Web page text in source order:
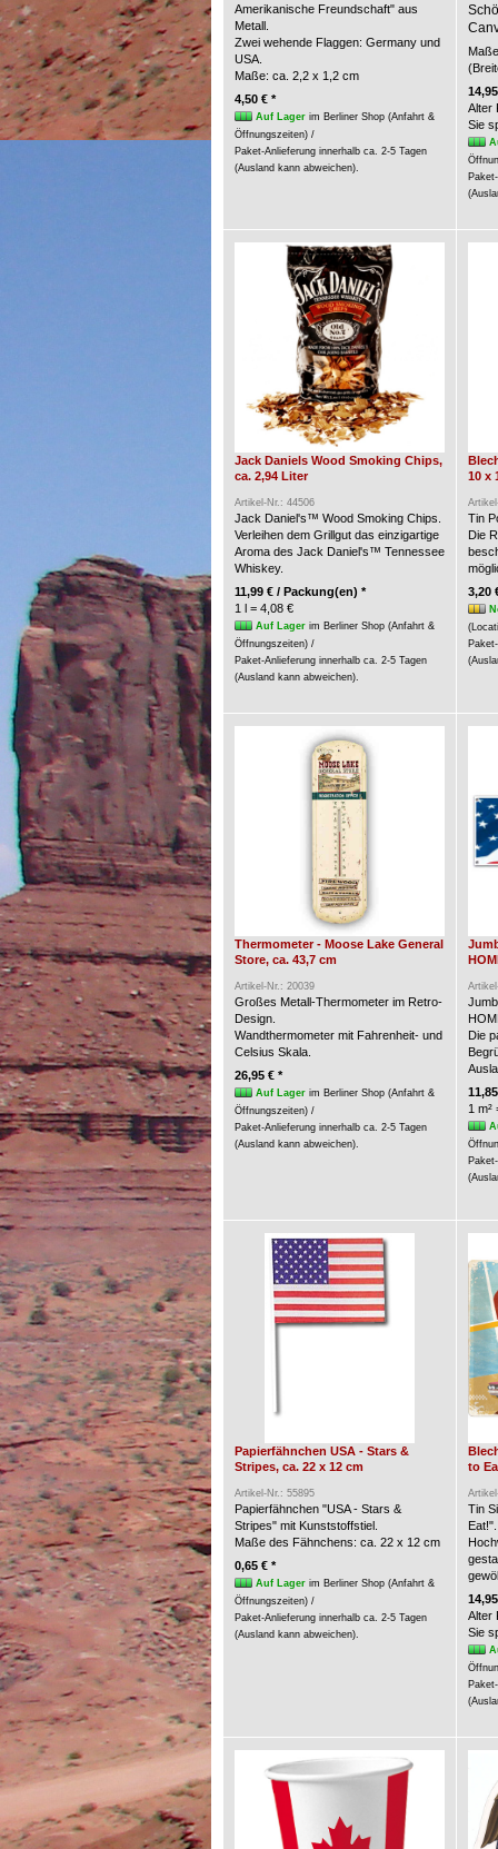
Amerikanische Freundschaft" aus
Metall.
Zwei wehende Flaggen: Germany und
USA.
Maße: ca. 2,2 x 1,2 cm
4,50 € *
Auf Lagerim Berliner Shop (Anfahrt &
Öffnungszeiten) /
Paket-Anlieferung innerhalb ca. 2-5 Tagen
(Ausland kann abweichen).
Alter
Sie
Jack Daniels Wood Smoking Chips,
ca. 2,94 Liter
Artikel-Nr.: 44506
Jack Daniel's™ Wood Smoking Chips.
Verleihen dem Grillgut das einzigartige
Aroma des Jack Daniel's™ Tennessee
Whiskey.
11,99 € / Packung(en) *
1 l = 4,08 €
Auf Lagerim Berliner Shop (Anfahrt &
Öffnungszeiten) /
Paket-Anlieferung innerhalb ca. 2-5 Tagen
(Ausland kann abweichen).
10 x
Tin
Die
3,20
Thermometer - Moose Lake General
Store, ca. 43,7 cm
Artikel-Nr.: 20039
Großes Metall-Thermometer im Retro-
Design.
Wandthermometer mit Fahrenheit- und
Celsius Skala.
26,95 € *
Auf Lagerim Berliner Shop (Anfahrt &
Öffnungszeiten) /
Paket-Anlieferung innerhalb ca. 2-5 Tagen
(Ausland kann abweichen).
Die
1 m²
Papierfähnchen USA - Stars &
Stripes, ca. 22 x 12 cm
Artikel-Nr.: 55895
Papierfähnchen "USA - Stars &
Stripes" mit Kunststoffstiel.
Maße des Fähnchens: ca. 22 x 12 cm
0,65 € *
Auf Lagerim Berliner Shop (Anfahrt &
Öffnungszeiten) /
Paket-Anlieferung innerhalb ca. 2-5 Tagen
(Ausland kann abweichen).
to
Tin
Eat!".
Alter
Sie